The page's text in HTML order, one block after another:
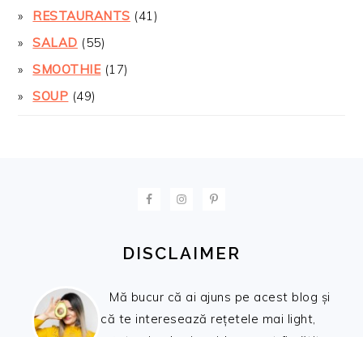
RESTAURANTS (41)
SALAD (55)
SMOOTHIE(17)
SOUP (49)
DISCLAIMER
Mă bucur că ai ajuns pe acest blog și
că te interesează rețetele mai light,